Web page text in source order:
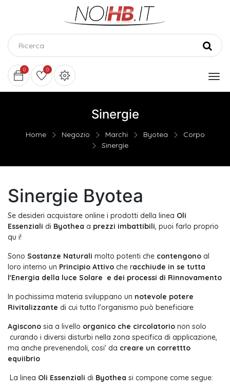
0 0
Sinergie
Home Negozio Marchi Byotea
Corpo
Sinergie
Sinergie Byotea
Se desideri acquistare online i prodotti della linea Oli
Essenziali di Byothea a prezzi imbattibili, puoi farlo proprio
qu i!
Sono Sostanze Naturali molto potenti che contengono al
loro interno un Principio Attivo che racchiude in se tutta
l'Energia della luce Solare e dei processi di Rinnovamento
In pochissima materia sviluppano un notevole potere
Rivitalizzante di cui tutto l'organismo può beneficiare
Agiscono sia a livello organico che circolatorio non solo
curando i diversi disturbi nella zona specifica di applicazione,
ma anche prevenendoli, cosi' da creare un correttto
equiibrio
La linea Oli Essenziali di Byothea si compone come segue: